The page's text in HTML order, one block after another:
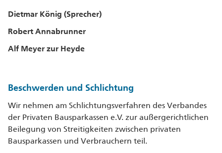
Dietmar König (Sprecher)
Robert Annabrunner
Alf Meyer zur Heyde
Beschwerden und Schlichtung
Wir nehmen am Schlichtungsverfahren des Verbandes
der Privaten Bausparkassen e.V. zur außergerichtlichen
Beilegung von Streitigkeiten zwischen privaten
Bausparkassen und Verbrauchern teil.